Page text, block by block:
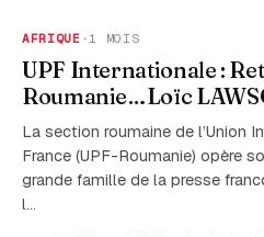
AFRIQUE · 1 MOIS
UPF Internationale :
Roumanie…Loïc
La section roumaine de l’Union
France (UPF-Roumanie) opère
grande famille de la presse
l…